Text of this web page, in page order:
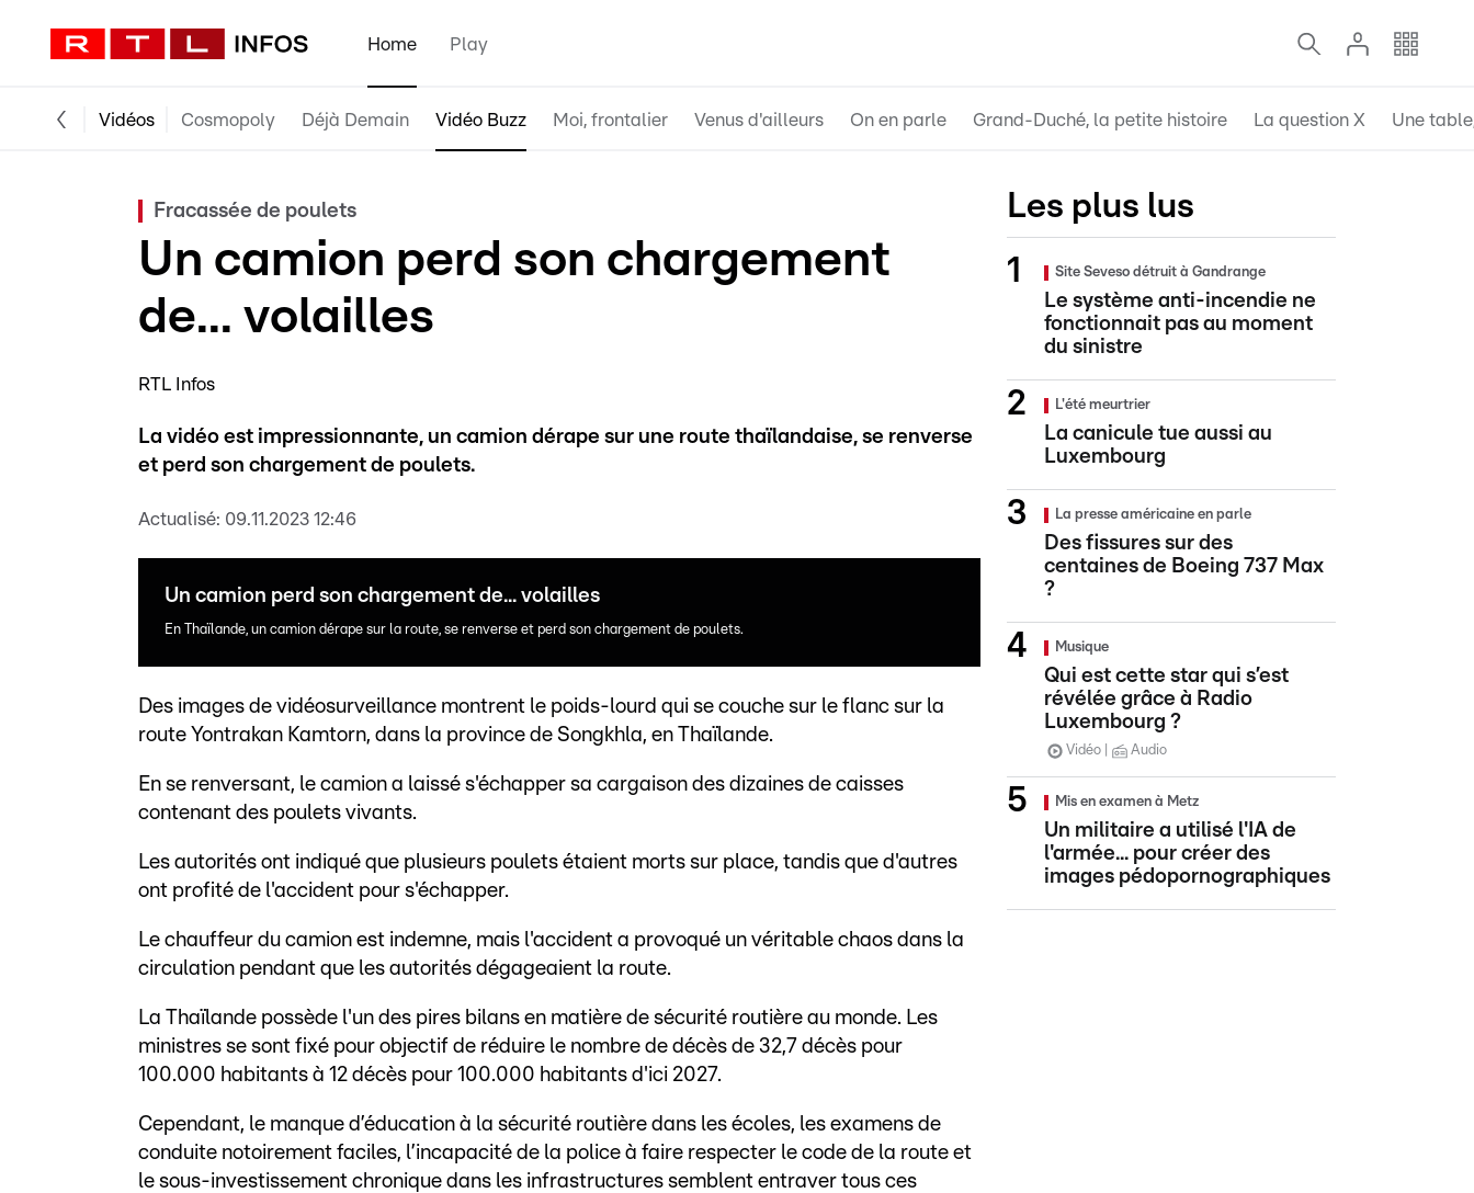
Home Play
Vidéos Cosmopoly Déjà Demain Vidéo Buzz Moi, frontalier Venus d'ailleurs On en parle Grand-Duché, la petite histoire La question X Une
Fracassée de poulets
Un camion perd son chargement
de... volailles
RTL Infos
La vidéo est impressionnante, un camion dérape sur une route thaïlandaise, se renverse
et perd son chargement de poulets.
Actualisé: 09.11.2023 12:46
Un camion perd son chargement de... volailles
En Thaïlande, un camion dérape sur la route, se renverse et perd son chargement de poulets.
Des images de vidéosurveillance montrent le poids-lourd qui se couche sur le flanc sur la
route Yontrakan Kamtorn, dans la province de Songkhla, en Thaïlande.
En se renversant, le camion a laissé s'échapper sa cargaison des dizaines de caisses
contenant des poulets vivants.
Les autorités ont indiqué que plusieurs poulets étaient morts sur place, tandis que d'autres
ont profité de l'accident pour s'échapper.
Le chauffeur du camion est indemne, mais l'accident a provoqué un véritable chaos dans la
circulation pendant que les autorités dégageaient la route.
La Thaïlande possède l'un des pires bilans en matière de sécurité routière au monde. Les
ministres se sont fixé pour objectif de réduire le nombre de décès de 32,7 décès pour
100.000 habitants à 12 décès pour 100.000 habitants d'ici 2027.
Cependant, le manque d’éducation à la sécurité routière dans les écoles, les examens de
conduite notoirement faciles, l’incapacité de la police à faire respecter le code de la route et
le sous-investissement chronique dans les infrastructures semblent entraver tous ces
Les plus lus
Site Seveso détruit à Gandrange
Le système anti-incendie ne
fonctionnait pas au moment
du sinistre
L'été meurtrier
La canicule tue aussi au
Luxembourg
La presse américaine en parle
Des fissures sur des
centaines de Boeing 737 Max
?
Musique
Qui est cette star qui s’est
révélée grâce à Radio
Luxembourg ?
Vidéo Audio
Mis en examen à Metz
Un militaire a utilisé l'IA de
l'armée... pour créer des
images pédopornographiques